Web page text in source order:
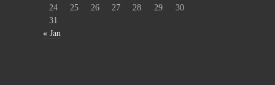
24
25 26 27 28 29
30
31
« Jan